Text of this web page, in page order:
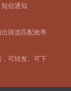
信通知
筛选匹配效率
可转发、可下